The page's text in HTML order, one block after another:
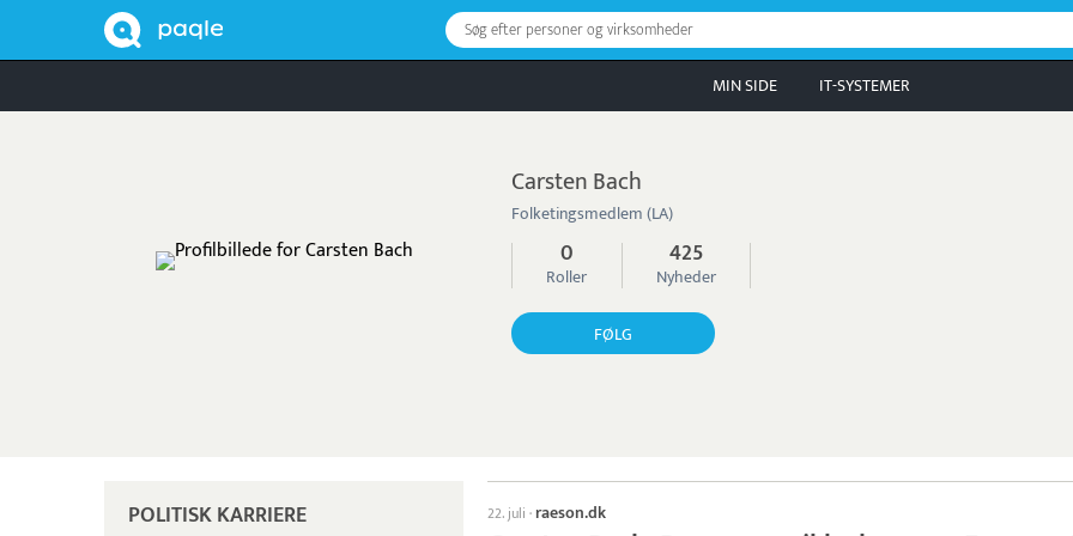
Søg efter personer og virksomheder
MIN SIDE IT-SYSTEMER
Carsten Bach
Folketingsmedlem (LA)
0
Roller
425
Nyheder
FØLG
POLITISK KARRIERE 22. juli · raeson.dk